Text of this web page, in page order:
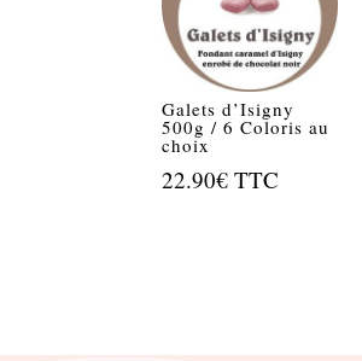
Galets d’Isigny
500g / 6 Coloris au
choix
22.90€ TTC